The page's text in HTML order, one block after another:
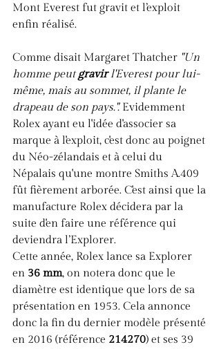
Mont Everest fut gravit et l’exploit
enfin réalisé.
Comme disait Margaret Thatcher "Un
homme peut gravir l'Everest pour lui-
même, mais au sommet, il plante le
drapeau de son pays.". Evidemment
Rolex ayant eu l'idée d'associer sa
marque à l'exploit, c'est donc au poignet
du Néo-zélandais et à celui du
Népalais qu'une montre Smiths A.409
fût fièrement arborée. C'est ainsi que la
manufacture Rolex décidera par la
suite d'en faire une référence qui
deviendra l’Explorer.
Cette année, Rolex lance sa Explorer
en 36 mm, on notera donc que le
diamètre est identique que lors de sa
présentation en 1953. Cela annonce
donc la fin du dernier modèle présenté
en 2016 (référence 214270) et ses 39